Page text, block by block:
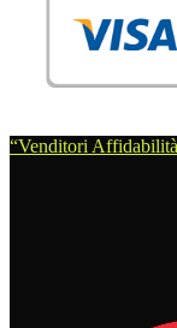
“Venditori